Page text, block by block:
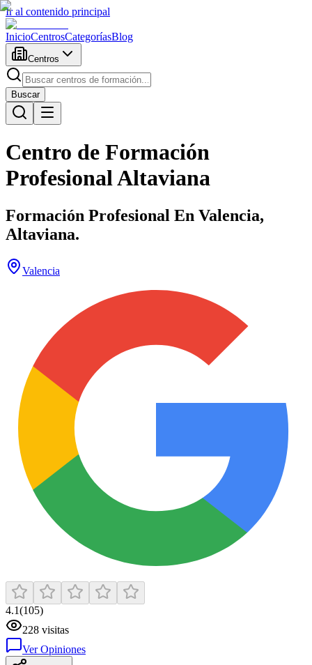
Ir al contenido principal
InicioCentrosCategoríasBlog
Centros
Buscar
Centro de Formación
Profesional Altaviana
Formación Profesional En Valencia,
Altaviana.
Valencia
4.1(105)
228 visitas
Ver Opiniones